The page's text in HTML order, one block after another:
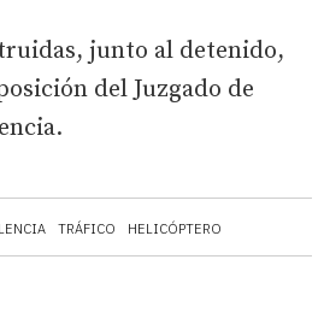
TRÁFICO HELICÓPTERO
junto al detenido,
del Juzgado de